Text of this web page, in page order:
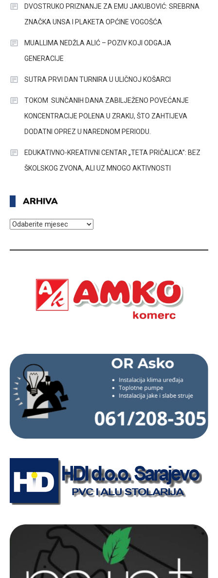
DVOSTRUKO PRIZNANJE ZA EMU JAKUBOVIĆ: SREBRNA
ZNAČKA UNSA I PLAKETA OPĆINE VOGOŠĆA
MUALLIMA NEDŽLA ALIĆ – POZIV KOJI ODGAJA
GENERACIJE
SUTRA PRVI DAN TURNIRA U ULIČNOJ KOŠARCI
TOKOM SUNČANIH DANA ZABILJEŽENO POVEĆANJE
KONCENTRACIJE POLENA U ZRAKU, ŠTO ZAHTIJEVA
DODATNI OPREZ U NAREDNOM PERIODU.
EDUKATIVNO-KREATIVNI CENTAR „TETA PRIČALICA”: BEZ
ŠKOLSKOG ZVONA, ALI UZ MNOGO AKTIVNOSTI
ARHIVA
ARHIVA